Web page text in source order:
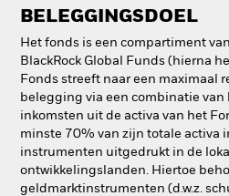
BELEGGINGSDOEL
Het fonds is een compartiment
BlackRock Global Funds (hierna
Fonds streeft naar een maximaal
belegging via een combinatie van
inkomsten uit de activa van het
minste 70% van zijn totale activa
instrumenten uitgedrukt in de
ontwikkelingslanden. Hiertoe
geldmarktinstrumenten (d.w.z.